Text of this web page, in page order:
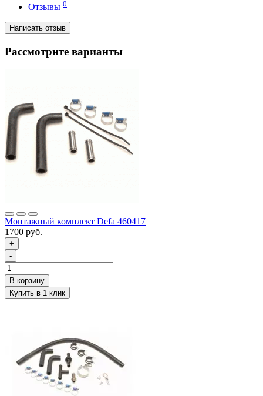
Отзывы 0
Написать отзыв
Рассмотрите варианты
Монтажный комплект Defa 460417
1700 руб.
+
-